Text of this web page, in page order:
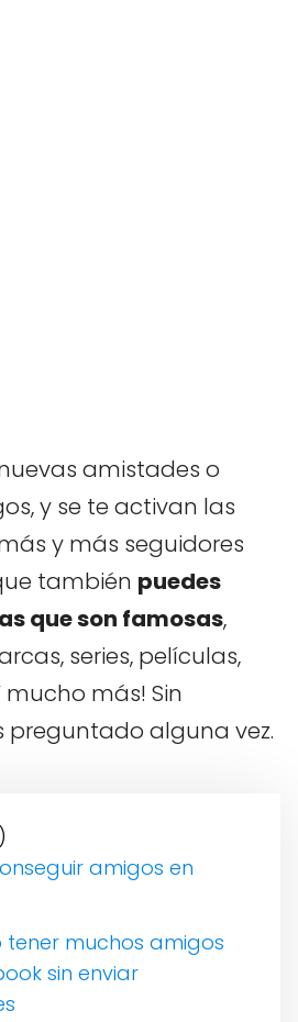
amistades o
y se te activan las
y más seguidores
también puedes
que son famosas,
series, películas,
mucho más! Sin
preguntado alguna vez.
)
amigos en
tener muchos amigos
sin enviar